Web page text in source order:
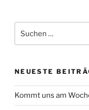
nach:
NEUESTE
Kommt uns am